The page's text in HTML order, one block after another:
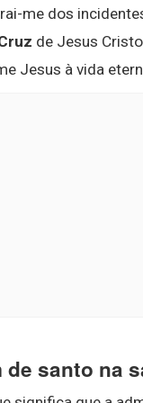
me dos
de Jesus
Jesus à vida
santo na